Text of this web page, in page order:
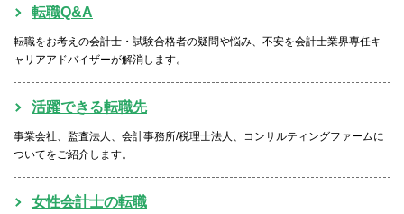
転職Q&A
転職をお考えの会計士・試験合格者の疑問や悩み、不安を会計士業界専任キ
ャリアアドバイザーが解消します。
活躍できる転職先
事業会社、監査法人、会計事務所/税理士法人、コンサルティングファームに
ついてをご紹介します。
女性会計士の転職